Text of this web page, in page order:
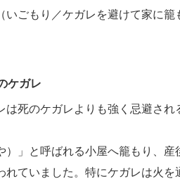
いごもり／ケガレを避けて家に
ケガレ
死のケガレよりも強く忌避され
」と呼ばれる小屋へ籠もり、産
れていました。特にケガレは火